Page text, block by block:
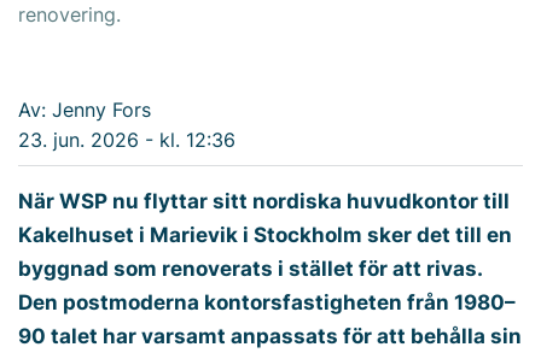
renovering.
Av: Jenny Fors
23. jun. 2026 - kl. 12:36
När WSP nu flyttar sitt nordiska huvudkontor till
Kakelhuset i Marievik i Stockholm sker det till en
byggnad som renoverats i stället för att rivas.
Den postmoderna kontorsfastigheten från 1980–
90 talet har varsamt anpassats för att behålla sin